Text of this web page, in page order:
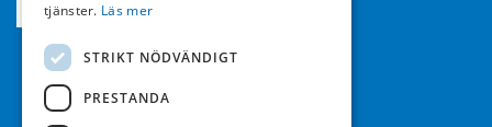
tjänster. Läs mer
STRIKT NÖDVÄNDIGT
PRESTANDA